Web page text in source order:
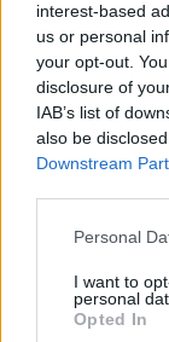
interest-based
us or personal
your opt-out.
disclosure of
IAB’s list of
also be
Downstream
Personal
I want to
personal
Opted In
Policijos
tiek ir kitus
gyvūnais
Lietuvos